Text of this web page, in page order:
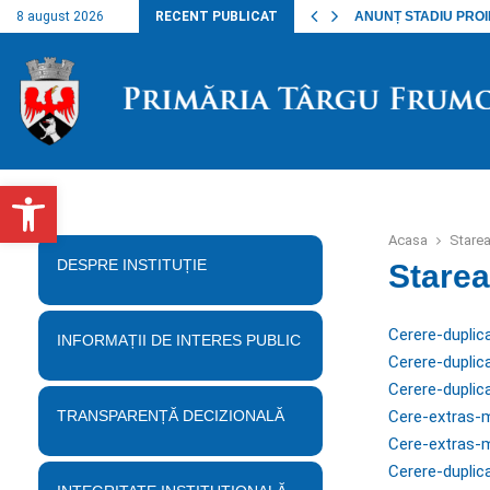
Deschide bara de unelte
8 august 2026 RECENT PUBLICAT
lucrărilor… ANUNȚ STADIU
Acasa
Cerere-
Cerere-
Cerere-
Cere-extras-
Cere-extras-
Cerere-
DESPRE INSTITUȚIE
INFORMAȚII DE INTERES PUBLIC
TRANSPARENȚĂ DECIZIONALĂ